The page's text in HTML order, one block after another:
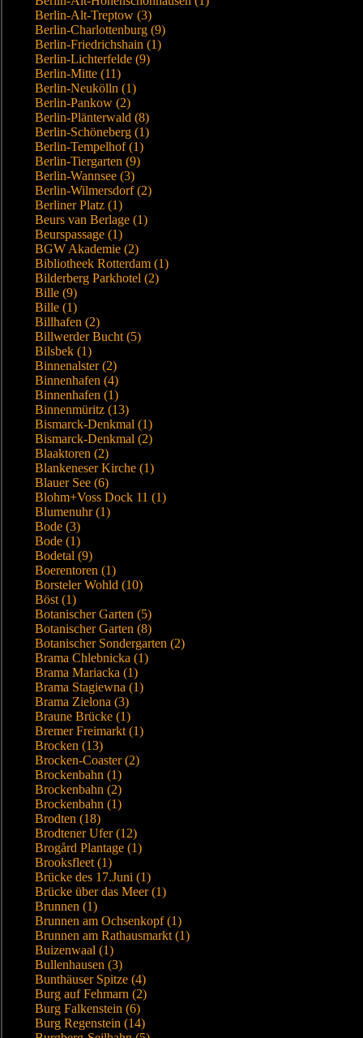
Berlin-Alt-Treptow (3)
Berlin-Charlottenburg (9)
Berlin-Friedrichshain (1)
Berlin-Lichterfelde (9)
Berlin-Mitte (11)
Berlin-Neukölln (1)
Berlin-Pankow (2)
Berlin-Plänterwald (8)
Berlin-Schöneberg (1)
Berlin-Tempelhof (1)
Berlin-Tiergarten (9)
Berlin-Wannsee (3)
Berlin-Wilmersdorf (2)
Berliner Platz (1)
Beurs van Berlage (1)
Beurspassage (1)
BGW Akademie (2)
Bibliotheek Rotterdam (1)
Bilderberg Parkhotel (2)
Bille (9)
Bille (1)
Billhafen (2)
Billwerder Bucht (5)
Bilsbek (1)
Binnenalster (2)
Binnenhafen (4)
Binnenhafen (1)
Binnenmüritz (13)
Bismarck-Denkmal (1)
Bismarck-Denkmal (2)
Blaaktoren (2)
Blankeneser Kirche (1)
Blauer See (6)
Blohm+Voss Dock 11 (1)
Blumenuhr (1)
Bode (3)
Bode (1)
Bodetal (9)
Boerentoren (1)
Borsteler Wohld (10)
Böst (1)
Botanischer Garten (5)
Botanischer Garten (8)
Botanischer Sondergarten (2)
Brama Chlebnicka (1)
Brama Mariacka (1)
Brama Stagiewna (1)
Brama Zielona (3)
Braune Brücke (1)
Bremer Freimarkt (1)
Brocken (13)
Brocken-Coaster (2)
Brockenbahn (1)
Brockenbahn (2)
Brockenbahn (1)
Brodten (18)
Brodtener Ufer (12)
Brogård Plantage (1)
Brooksfleet (1)
Brücke des 17.Juni (1)
Brücke über das Meer (1)
Brunnen (1)
Brunnen am Ochsenkopf (1)
Brunnen am Rathausmarkt (1)
Buizenwaal (1)
Bullenhausen (3)
Bunthäuser Spitze (4)
Burg auf Fehmarn (2)
Burg Falkenstein (6)
Burg Regenstein (14)